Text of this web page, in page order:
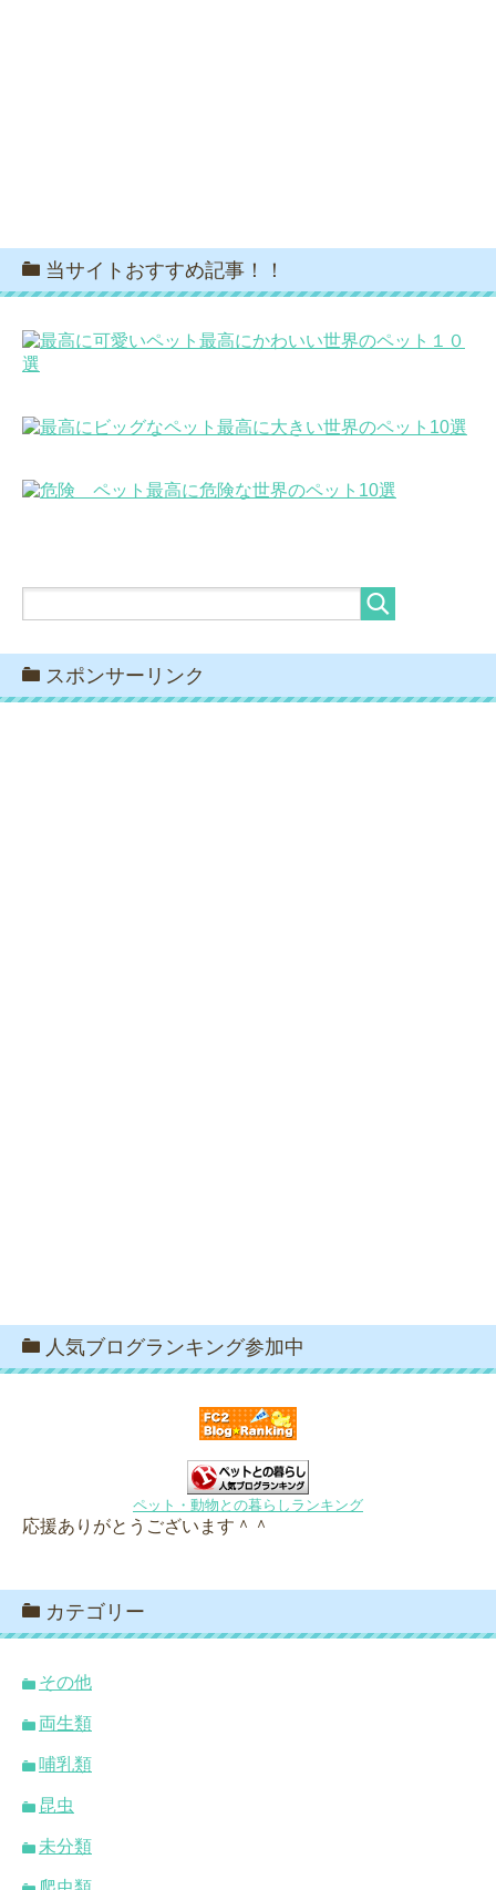
当サイトおすすめ記事！！
最高にかわいい世界のペット１０
選
最高に大きい世界のペット10選
最高に危険な世界のペット10選
スポンサーリンク
人気ブログランキング参加中
ペット・動物との暮らしランキング
応援ありがとうございます＾＾
カテゴリー
その他
両生類
哺乳類
昆虫
未分類